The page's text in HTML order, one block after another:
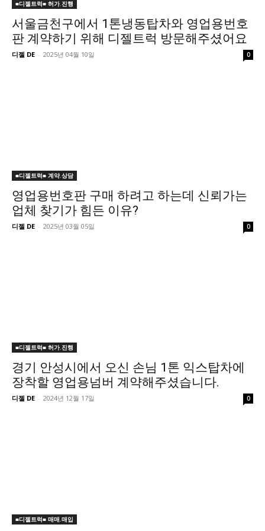
■디젤트럭■ 허가.진행
서울금천구에서 1톤냉동탑차와 영업용번호
판 계약하기 위해 디젤트럭 방문해주셨어요
디젤 DE - 2025년 04월 10일 0
■디젤트럭■ 계약.상담
영업용번호판 구매 하려고 하는데 신뢰가는
업체 찾기가 힘든 이유?
디젤 DE - 2025년 03월 05일 0
■디젤트럭■ 허가.진행
경기 안성시에서 오신 손님 1톤 익스탑차에
장착할 영업용넘버 계약해주셨습니다.
디젤 DE - 2024년 12월 17일 0
■디젤트럭■ 매매.매입